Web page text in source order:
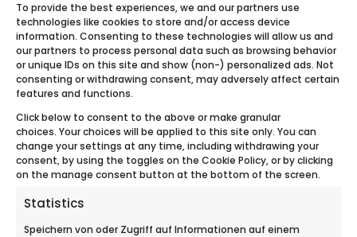
To provide the best experiences, we and our partners use
technologies like cookies to store and/or access device
information. Consenting to these technologies will allow us and
our partners to process personal data such as browsing behavior
or unique IDs on this site and show (non-) personalized ads. Not
consenting or withdrawing consent, may adversely affect certain
features and functions.
Click below to consent to the above or make granular
choices. Your choices will be applied to this site only. You can
change your settings at any time, including withdrawing your
consent, by using the toggles on the Cookie Policy, or by clicking
on the manage consent button at the bottom of the screen.
Statistics
Speichern von oder Zugriff auf Informationen auf einem
Le Moniteur – Ecobulles Connecté